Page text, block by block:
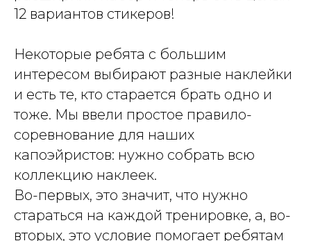
12 вариантов стикеров!
Некоторые ребята с большим
интересом выбирают разные наклейки
и есть те, кто старается брать одно и
тоже. Мы ввели простое правило-
соревнование для наших
капоэйристов: нужно собрать всю
коллекцию наклеек.
Во-первых, это значит, что нужно
стараться на каждой тренировке, а, во-
вторых, это условие помогает ребятам